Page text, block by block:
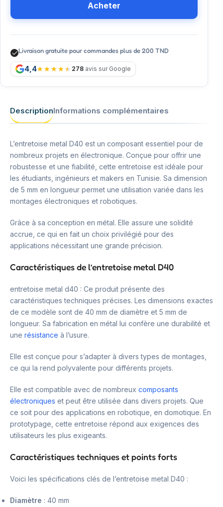
Acheter
Livraison gratuite pour commandes plus de 200 TND
4,4 278 avis sur Google
DescriptionInformations complémentaires
L’entretoise metal D40 est un composant essentiel pour de
nombreux projets en électronique. Conçue pour offrir une
robustesse et une fiabilité, cette entretoise est idéale pour
les étudiants, ingénieurs et makers en Tunisie. Sa dimension
de 5 mm en longueur permet une utilisation variée dans les
montages électroniques et robotiques.
Grâce à sa conception en métal. Elle assure une solidité
accrue, ce qui en fait un choix privilégié pour des
applications nécessitant une grande précision.
Caractéristiques de l’entretoise metal D40
entretoise metal d40 : Ce produit présente des
caractéristiques techniques précises. Les dimensions exactes
de ce modèle sont de 40 mm de diamètre et 5 mm de
longueur. Sa fabrication en métal lui confère une durabilité et
une résistance à l’usure.
Elle est conçue pour s’adapter à divers types de montages,
ce qui la rend polyvalente pour différents projets.
Elle est compatible avec de nombreux composants
électroniques et peut être utilisée dans divers projets. Que
ce soit pour des applications en robotique, en domotique. En
prototypage, cette entretoise répond aux exigences des
utilisateurs les plus exigeants.
Caractéristiques techniques et points forts
Voici les spécifications clés de l’entretoise metal D40 :
Diamètre : 40 mm